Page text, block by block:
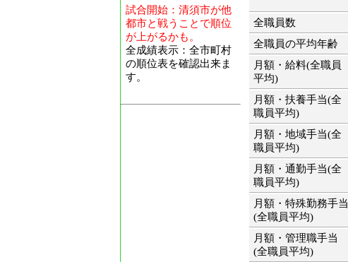
全職員数
全職員の平均年齢
月額・給料(全職員
平均)
月額・扶養手当(全
職員平均)
月額・地域手当(全
職員平均)
月額・通勤手当(全
職員平均)
月額・特殊勤務手当
(全職員平均)
月額・管理職手当
(全職員平均)
試合開始：清須市が他
都市と戦うことで順位
が上がるかも。
全成績表示：全市町村
の順位表を確認出来ま
す。